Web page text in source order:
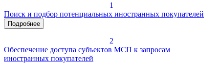
1
Поиск и подбор потенциальных иностранных покупателей
Подробнее
2
Обеспечение доступа субъектов МСП к запросам
иностранных покупателей